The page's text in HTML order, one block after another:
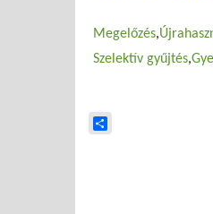
Megelőzés
Szelektív gyűjtés